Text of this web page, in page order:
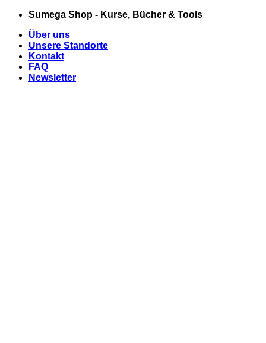
Zum
springen
Sumega Shop - Kurse, Bücher & Tools
Über uns
Unsere Standorte
Kontakt
FAQ
Newsletter